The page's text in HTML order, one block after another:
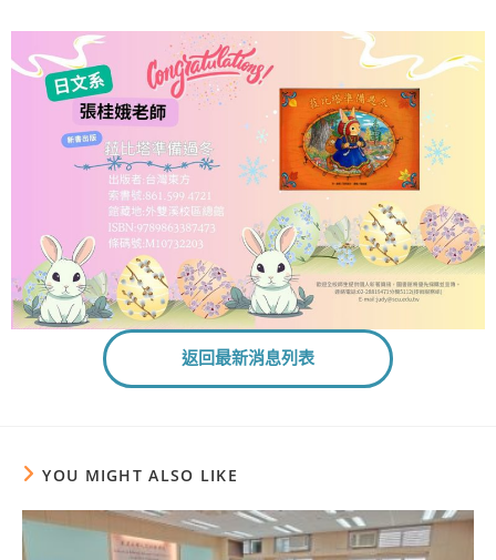
返回最新消息列表
YOU MIGHT ALSO LIKE